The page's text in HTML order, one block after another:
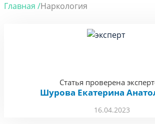
Главная /Наркология
16.04.2023
Статья проверена
Шурова Екатерина